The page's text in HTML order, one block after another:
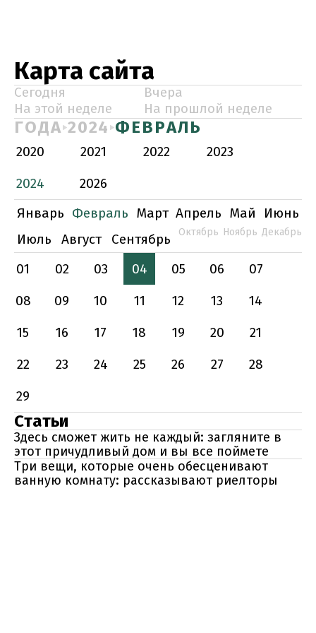
Карта сайта
Сегодня
Вчера
На этой неделе
На прошлой неделе
ГОДА 2024 ФЕВРАЛЬ
2020 2021 2022
2023
2024
2026
Январь Февраль Март Апрель Май
Июнь
Июль
Август Сентябрь Октябрь Ноябрь Декабрь
01 02 03 04 05 06
07
08
09 10 11 12 13
14
15
16 17 18 19 20
21
22
23 24 25 26 27
28
29
Статьи
Здесь сможет жить не каждый: загляните в
этот причудливый дом и вы все поймете
Три вещи, которые очень обесценивают
ванную комнату: рассказывают риелторы